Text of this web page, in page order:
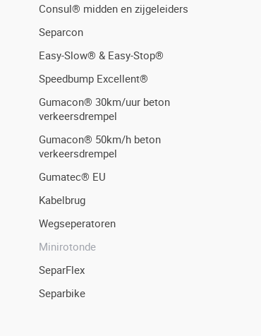
Consul® midden en zijgeleiders
Separcon
Easy-Slow® & Easy-Stop®
Speedbump Excellent®
Gumacon® 30km/uur beton
verkeersdrempel
Gumacon® 50km/h beton
verkeersdrempel
Gumatec® EU
Kabelbrug
Wegseperatoren
Minirotonde
SeparFlex
Separbike